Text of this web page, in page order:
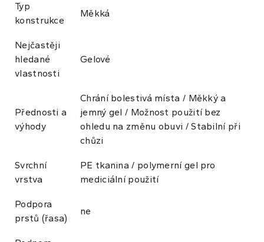
Typ
konstrukce
Měkká
Nejčastěji
hledané
vlastnosti
Gelové
Přednosti a
výhody
Chrání bolestivá místa / Měkký a
jemný gel / Možnost použití bez
ohledu na změnu obuvi / Stabilní při
chůzi
Svrchní
vrstva
PE tkanina / polymerní gel pro
mediciální použití
Podpora
prstů (řasa)
ne